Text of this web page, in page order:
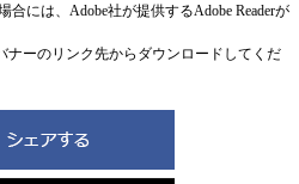
には、Adobe社が提供するAdobe Readerが
ナーのリンク先からダウンロードしてくだ